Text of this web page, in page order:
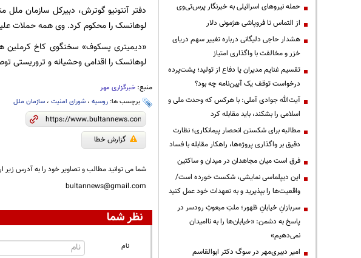
دفتر آنتونیو گوترش، دبیرکل سازمان
لوهانسک را محکوم کرد. وی همه حملات
«دیمیتری پسکوف» سخنگوی کاخ کرملین
لوهانسک را اقدامی وحشیانه و تروریستی
منبع: خبرگزاری مهر
برچسب ها: روسیه، شورای امنیت، سازمان ملل
گزارش خطا
شما می توانید مطالب و تصاویر خود را به آدرس زیر
bultannews@gmail.com
نظر شما
نام
حمله نیروهای اسرائیلی به خبرنگار پرس‌تی‌وی
از التماس تا فروپاشی هژمونی دلار
هشدار حاجی دلیگانی درباره تغییر سهم دریای
خزر و مخالفت با واگذاری امتیاز
تقسیم غنایم مدیران یا دفاع از تولید؛ پشت‌پرده
درخواست توقف یک آیین‌نامه چه بود؟
آیت‌الله جوادی آملی: با هرکس که وحدت ملی و
اسلامی را بشکند، باید مقابله کرد
مطالبه برای شکستن انحصار پیمانکاری؛ نظارت
دقیق بر واگذاری پروژه‌ها، راهکار مقابله با فساد
فرق است میان مجاهدان در میدان و ساکتین
این دیپلماسی نمایشی، شکست خورده است/
واقعیت‌ها را بپذیرید و به تعهدات خود عمل کنید
سربازانِ خیابانِ ظهور؛ ملتِ مبعوثِ رودسر در
پاسخ به دشمن: «خیابان‌ها را به ناامیدان
نمی‌دهیم»
امیر دبیری‌مهر در سوگ دکتر ابوالقاسم